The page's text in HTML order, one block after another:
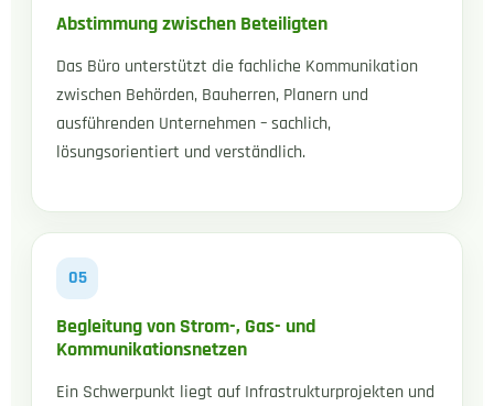
Abstimmung zwischen Beteiligten
Das Büro unterstützt die fachliche Kommunikation
zwischen Behörden, Bauherren, Planern und
ausführenden Unternehmen – sachlich,
lösungsorientiert und verständlich.
05
Begleitung von Strom-, Gas- und
Kommunikationsnetzen
Ein Schwerpunkt liegt auf Infrastrukturprojekten und